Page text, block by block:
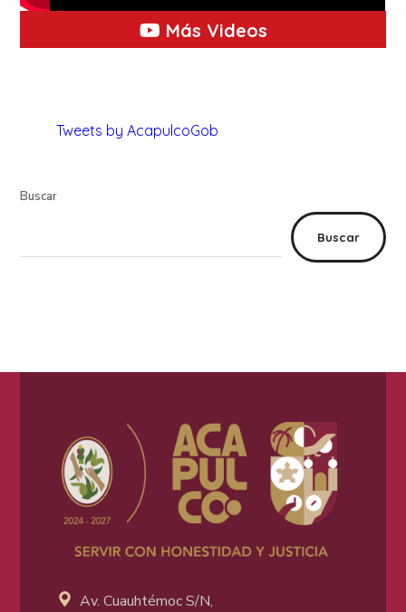
Más Videos
Tweets by AcapulcoGob
Buscar
Buscar
Av. Cuauhtémoc S/N,